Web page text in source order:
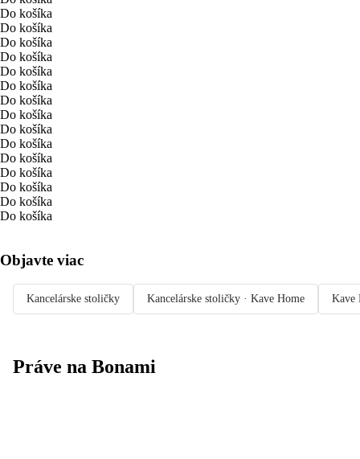
Do košíka
Do košíka
Do košíka
Do košíka
Do košíka
Do košíka
Do košíka
Do košíka
Do košíka
Do košíka
Do košíka
Do košíka
Do košíka
Do košíka
Do košíka
Objavte viac
Kancelárske stoličky Kancelárske stoličky · Kave Home Kave
Práve na Bonami